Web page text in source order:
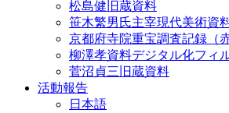
松島健旧蔵資料
笹木繁男氏主宰現代美術資
京都府寺院重宝調査記録（
柳澤孝資料デジタル化フィ
菅沼貞三旧蔵資料
活動報告
日本語